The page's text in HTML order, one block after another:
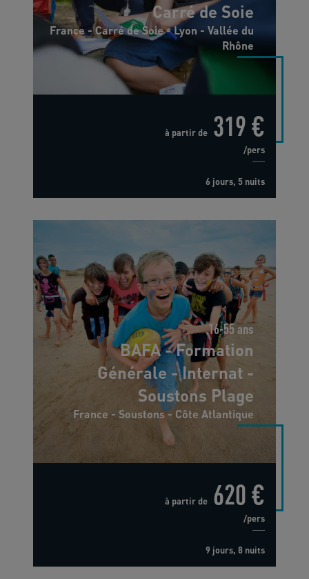
Carré de Soie
France - Carré de Soie - Lyon - Vallée du
Rhône
à partir de 319 €
/pers
6 jours, 5 nuits
16-55 ans
BAFA - Formation
Générale - Internat -
Soustons Plage
France - Soustons - Côte Atlantique
à partir de 620 €
/pers
9 jours, 8 nuits